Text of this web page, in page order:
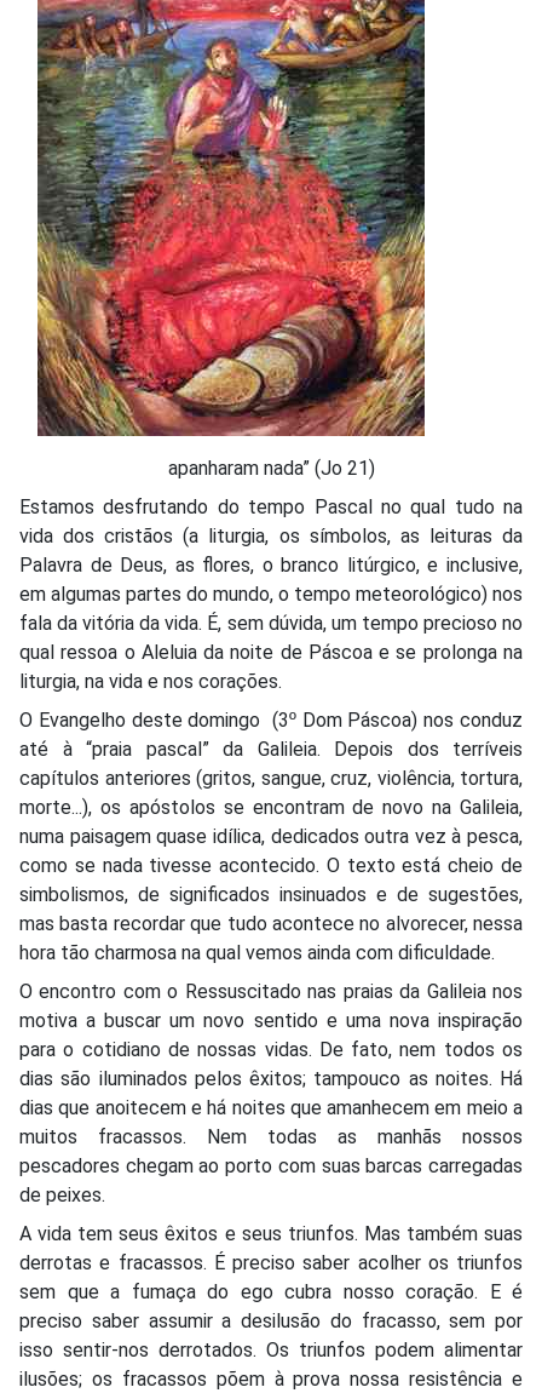
apanharam nada” (Jo 21)
Estamos desfrutando do tempo Pascal no qual tudo na
vida dos cristãos (a liturgia, os símbolos, as leituras da
Palavra de Deus, as flores, o branco litúrgico, e inclusive,
em algumas partes do mundo, o tempo meteorológico) nos
fala da vitória da vida. É, sem dúvida, um tempo precioso no
qual ressoa o Aleluia da noite de Páscoa e se prolonga na
liturgia, na vida e nos corações.
O Evangelho deste domingo (3º Dom Páscoa) nos conduz
até à “praia pascal” da Galileia. Depois dos terríveis
capítulos anteriores (gritos, sangue, cruz, violência, tortura,
morte...), os apóstolos se encontram de novo na Galileia,
numa paisagem quase idílica, dedicados outra vez à pesca,
como se nada tivesse acontecido. O texto está cheio de
simbolismos, de significados insinuados e de sugestões,
mas basta recordar que tudo acontece no alvorecer, nessa
hora tão charmosa na qual vemos ainda com dificuldade.
O encontro com o Ressuscitado nas praias da Galileia nos
motiva a buscar um novo sentido e uma nova inspiração
para o cotidiano de nossas vidas. De fato, nem todos os
dias são iluminados pelos êxitos; tampouco as noites. Há
dias que anoitecem e há noites que amanhecem em meio a
muitos fracassos. Nem todas as manhãs nossos
pescadores chegam ao porto com suas barcas carregadas
de peixes.
A vida tem seus êxitos e seus triunfos. Mas também suas
derrotas e fracassos. É preciso saber acolher os triunfos
sem que a fumaça do ego cubra nosso coração. E é
preciso saber assumir a desilusão do fracasso, sem por
isso sentir-nos derrotados. Os triunfos podem alimentar
ilusões; os fracassos põem à prova nossa resistência e